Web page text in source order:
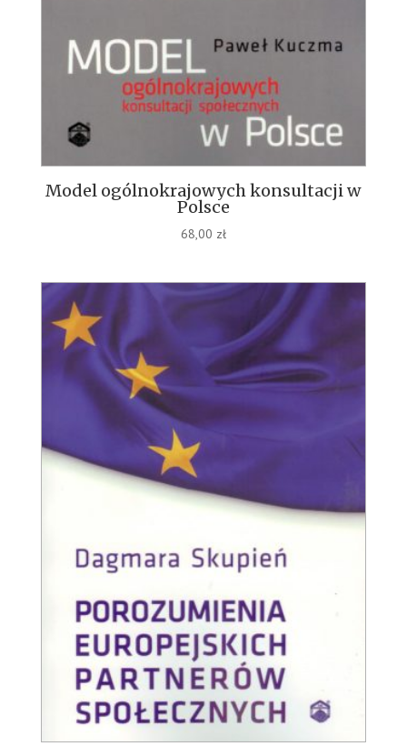
Model ogólnokrajowych konsultacji w
Polsce
68,00 zł